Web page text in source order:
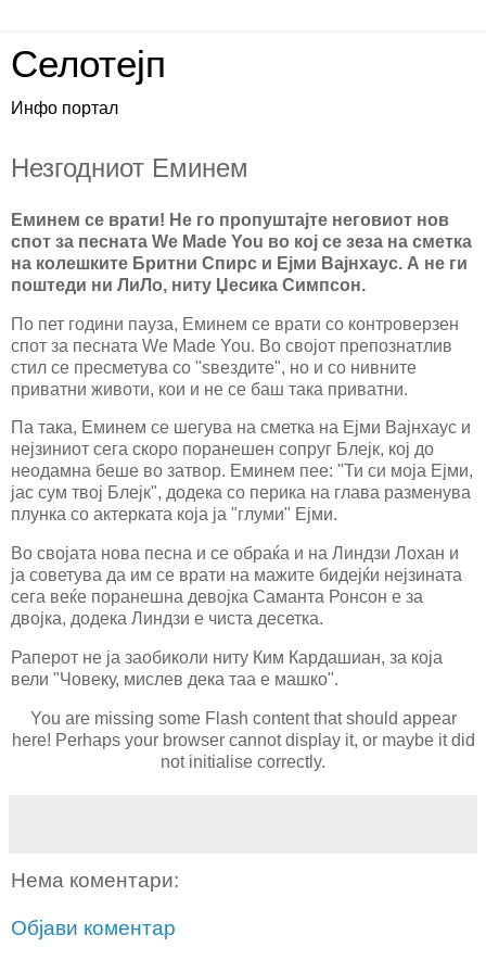
Селотејп
Инфо портал
Незгодниот Еминем
Еминем се врати! Не го пропуштајте неговиот нов
спот за песната We Made You во кој се зеза на сметка
на колешките Бритни Спирс и Ејми Вајнхаус. А не ги
поштеди ни ЛиЛо, ниту Џесика Симпсон.
По пет години пауза, Еминем се врати со контроверзен
спот за песната We Made You. Во својот препознатлив
стил се пресметува со "ѕвездите", но и со нивните
приватни животи, кои и не се баш така приватни.
Па така, Еминем се шегува на сметка на Ејми Вајнхаус и
нејзиниот сега скоро поранешен сопруг Блејк, кој до
неодамна беше во затвор. Еминем пее: "Ти си моја Ејми,
јас сум твој Блејк", додека со перика на глава разменува
плунка со актерката која ја "глуми" Ејми.
Во својата нова песна и се обраќа и на Линдзи Лохан и
ја советува да им се врати на мажите бидејќи нејзината
сега веќе поранешна девојка Саманта Ронсон е за
двојка, додека Линдзи е чиста десетка.
Раперот не ја заобиколи ниту Ким Кардашиан, за која
вели "Човеку, мислев дека таа е машко".
You are missing some Flash content that should appear
here! Perhaps your browser cannot display it, or maybe it did
not initialise correctly.
Нема коментари:
Објави коментар